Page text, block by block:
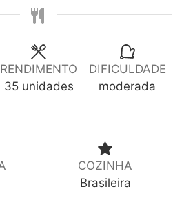
RENDIMENTO
35 unidades
DIFICULDADE
moderada
COZINHA
Brasileira